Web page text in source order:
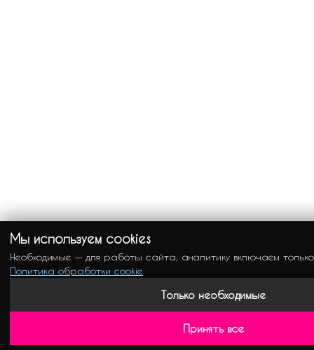
Мы используем cookies
Необходимые — для работы сайта; аналитику включаем
Политика обработки cookie
Только необходимые
Принять все